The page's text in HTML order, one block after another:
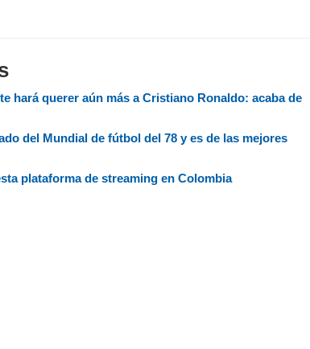
hará querer aún más a Cristiano Ronaldo: acaba de
del Mundial de fútbol del 78 y es de las mejores
plataforma de streaming en Colombia